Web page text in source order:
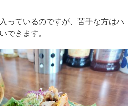
っているのですが、苦手な方はハ
できます。